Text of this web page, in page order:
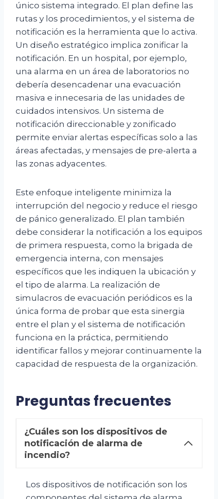
único sistema integrado. El plan define las
rutas y los procedimientos, y el sistema de
notificación es la herramienta que lo activa.
Un diseño estratégico implica zonificar la
notificación. En un hospital, por ejemplo,
una alarma en un área de laboratorios no
debería desencadenar una evacuación
masiva e innecesaria de las unidades de
cuidados intensivos. Un sistema de
notificación direccionable y zonificado
permite enviar alertas específicas solo a las
áreas afectadas, y mensajes de pre-alerta a
las zonas adyacentes.
Este enfoque inteligente minimiza la
interrupción del negocio y reduce el riesgo
de pánico generalizado. El plan también
debe considerar la notificación a los equipos
de primera respuesta, como la brigada de
emergencia interna, con mensajes
específicos que les indiquen la ubicación y
el tipo de alarma. La realización de
simulacros de evacuación periódicos es la
única forma de probar que esta sinergia
entre el plan y el sistema de notificación
funciona en la práctica, permitiendo
identificar fallos y mejorar continuamente la
capacidad de respuesta de la organización.
Preguntas frecuentes
¿Cuáles son los dispositivos de
notificación de alarma de
incendio?
Los dispositivos de notificación son los